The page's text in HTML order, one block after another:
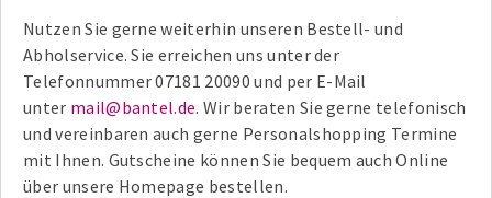
Nutzen Sie gerne weiterhin unseren Bestell- und
Abholservice. Sie erreichen uns unter der
Telefonnummer 07181 20090 und per E-Mail
unter mail@bantel.de. Wir beraten Sie gerne telefonisch
und vereinbaren auch gerne Personalshopping Termine
mit Ihnen. Gutscheine können Sie bequem auch Online
über unsere Homepage bestellen.